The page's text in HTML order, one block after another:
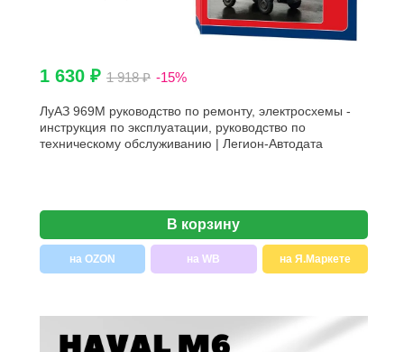
1 630 ₽ 1 918 ₽ -15%
ЛуАЗ 969М руководство по ремонту, электросхемы -
инструкция по эксплуатации, руководство по
техническому обслуживанию | Легион-Автодата
В корзину
на OZON на WB на Я.Маркете